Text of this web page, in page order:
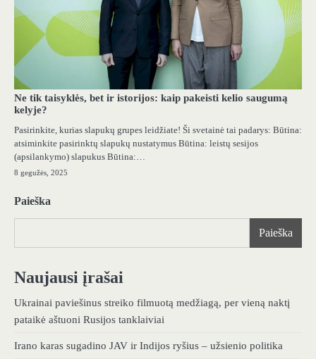
Ne tik taisyklės, bet ir istorijos: kaip pakeisti kelio saugumą
kelyje?
Pasirinkite, kurias slapukų grupes leidžiate! Ši svetainė tai padarys: Būtina:
atsiminkite pasirinktų slapukų nustatymus Būtina: leistų sesijos
(apsilankymo) slapukus Būtina:…
8 gegužės, 2025
Paieška
Paieška
Naujausi įrašai
Ukrainai paviešinus streiko filmuotą medžiagą, per vieną naktį
pataikė aštuoni Rusijos tanklaiviai
Irano karas sugadino JAV ir Indijos ryšius – užsienio politika